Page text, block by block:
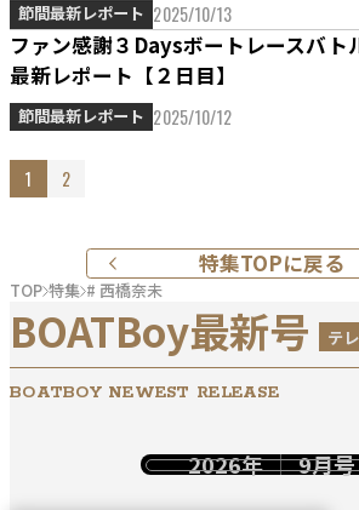
節間最新レポート 2025/10/13
ファン感謝３Daysボートレースバト
最新レポート【２日目】
節間最新レポート 2025/10/12
1 2
特集TOPに戻る
TOP 特集 # 西橋奈未
BOATBoy最新号 テ
BOATBOY NEWEST RELEASE
2026年 9月号